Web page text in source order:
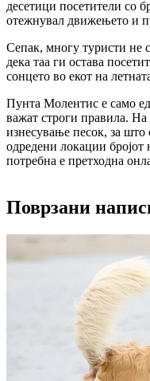
десетици посетители со
отежнувал движењето и
Сепак, многу туристи не
дека таа ги остава
сонцето во екот на
Пунта Молентис е само
важат строги правила. На
изнесување песок, за
одредени локации бројот
потребна е претходна
Поврзани